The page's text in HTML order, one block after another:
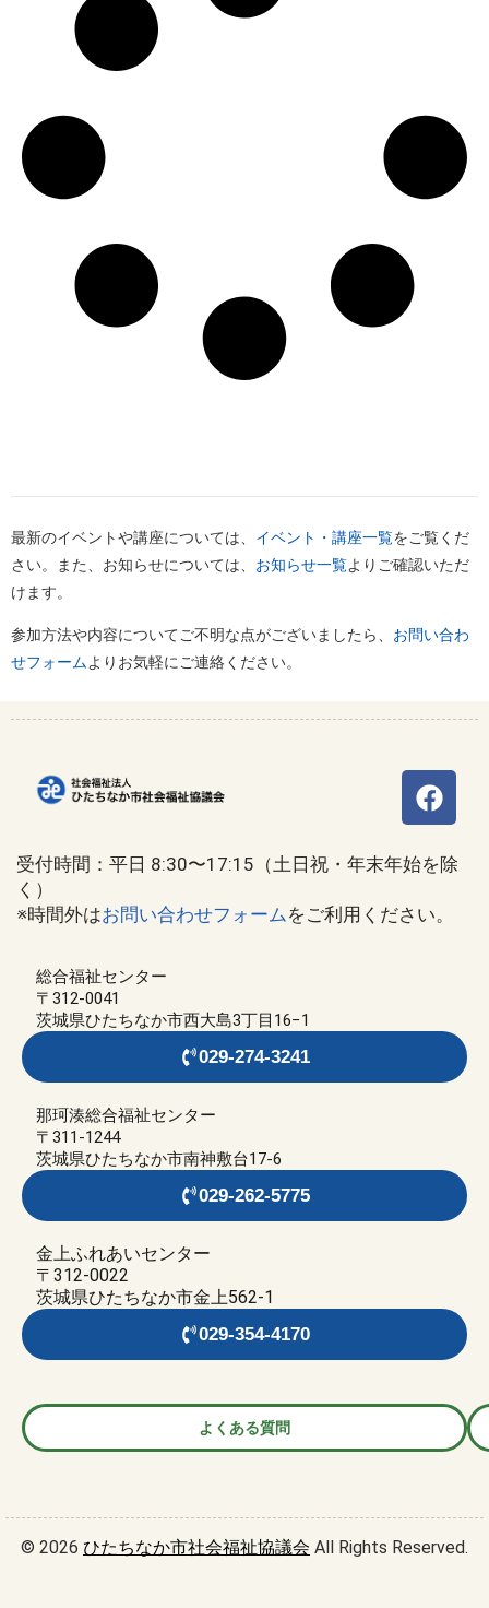
最新のイベントや講座については、 イベント・講座一覧をご覧くだ
さい。また、お知らせについては、 お知らせ一覧よりご確認いただ
けます。
参加方法や内容についてご不明な点がございましたら、 お問い合わ
せフォームよりお気軽にご連絡ください。
受付時間：平日 8:30〜17:15（土日祝・年末年始を除
く）
※時間外はお問い合わせフォームをご利用ください。
総合福祉センター
〒312-0041
茨城県ひたちなか市西大島3丁目16−1
029-274-3241
那珂湊総合福祉センター
〒311-1244
茨城県ひたちなか市南神敷台17-6
029-262-5775
金上ふれあいセンター
〒312-0022
茨城県ひたちなか市金上562-1
029-354-4170
よくある質問
© 2026 ひたちなか市社会福祉協議会 All Rights Reserved.